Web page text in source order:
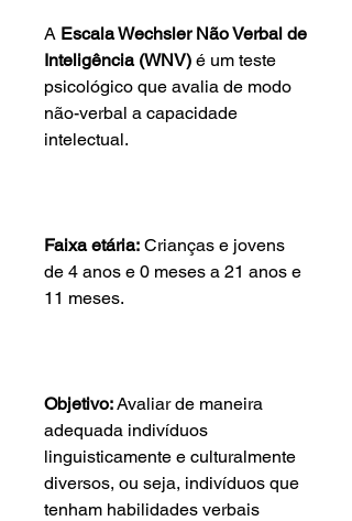
A Escala Wechsler Não Verbal de
Inteligência (WNV) é um teste
psicológico que avalia de modo
não-verbal a capacidade
intelectual.
Faixa etária: Crianças e jovens
de 4 anos e 0 meses a 21 anos e
11 meses.
Objetivo:Avaliar de maneira
adequada indivíduos
linguisticamente e culturalmente
diversos, ou seja, indivíduos que
tenham habilidades verbais